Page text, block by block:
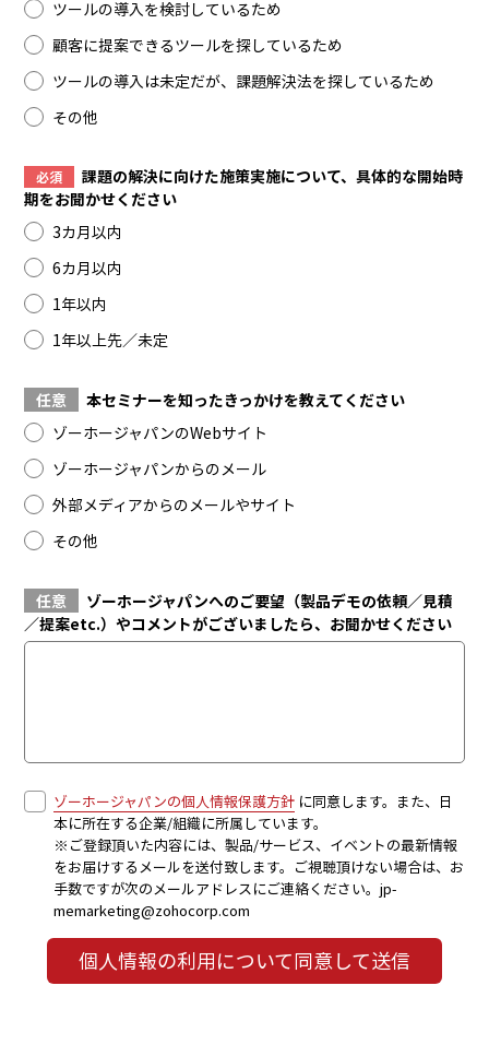
ツールの導入を検討しているため
顧客に提案できるツールを探しているため
ツールの導入は未定だが、課題解決法を探しているため
その他
必須
課題の解決に向けた施策実施について、具体的な開始時
期をお聞かせください
3カ月以内
6カ月以内
1年以内
1年以上先／未定
任意
本セミナーを知ったきっかけを教えてください
ゾーホージャパンのWebサイト
ゾーホージャパンからのメール
外部メディアからのメールやサイト
その他
任意
ゾーホージャパンへのご要望（製品デモの依頼／見積
／提案etc.）やコメントがございましたら、お聞かせください
ゾーホージャパンの個人情報保護方針 に同意します。また、日
本に所在する企業/組織に所属しています。
※ご登録頂いた内容には、製品/サービス、イベントの最新情報
をお届けするメールを送付致します。ご視聴頂けない場合は、お
手数ですが次のメールアドレスにご連絡ください。jp-
memarketing@zohocorp.com
個人情報の利用について同意して送信